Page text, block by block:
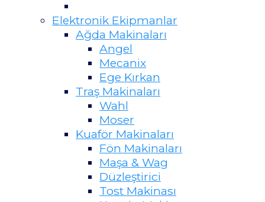
Elektronik Ekipmanlar
Ağda Makinaları
Angel
Mecanix
Ege Kırkan
Traş Makinaları
Wahl
Moser
Kuaför Makinaları
Fön Makinaları
Maşa & Wag
Düzleştirici
Tost Makinası